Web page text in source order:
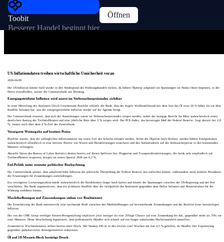
Toobit
Besserer Handel beginnt hier
Öffnen
US-Inflationsdaten treiben wirtschaftliche Unsicherheit voran
2026-04-09
Die US-Inflation könnte bald wieder in den Vordergrund des Währungshandels rücken, da höhere Ölpreise aufgrund von Spannungen im Nahen Osten beginnen, in die
Daten einzufließen, warnte die Commerzbank am Dienstag.
Energiegetriebene Inflation wird zuerst im Verbraucherpreisindex sichtbar
In einer Mitteilung des Analysten Ulrich Leuchtmann Praefcke erklärte die Bank, dass der fragile Waffenstillstand mit dem Iran das Öl etwa 50 % höher als vor dem
Konflikt belassen hat, was die energiegetriebene Inflation wieder auf die Agenda bringt.
Die Commerzbank erwartet, dass sich die Auswirkungen zuerst im Verbraucherpreisindex zeigen werden, wobei der morgige Bericht für März wahrscheinlich einen
deutlichen Anstieg der Treibstoffkosten und eine jährliche Rate über 3 % zeigen wird. Der PCE-Index, das bevorzugte Maß der Federal Reserve, liegt derzeit bei 2,8
%, immer noch über dem 2 %-Ziel der Zentralbank.
Verzögerte Weitergabe auf breitere Preise
Praefcke warnte, dass die anfänglichen Inflationswerte nur einen Teil des Schocks erfassen werden. Wenn die Ölpreise hoch bleiben, werden höhere Energiekosten
wahrscheinlich allmählich in eine breitere Palette von Waren und Dienstleistungen einsickern und den Aufwärtsdruck auf die Verbraucherpreise in den kommenden
Monaten verlängern.
Aktuelle Daten des Bureau of Labor Statistics deuten bereits auf diesen Spillover hin: Flugpreise und Transportdienstleistungen, die beide sehr empfindlich auf
Treibstoffkosten reagieren, stiegen im ersten Quartal 2026 um 6,2 %.
Fed-Politik unter erneuter politischer Beobachtung
Die Commerzbank warnte, dass anhaltend hohe Inflation die politische Überprüfung der Federal Reserve neu entfachen könnte, insbesondere wenn stärkere Preisdaten
die Erwartungen für Zinssenkungen zurückdrängen.
Ein verzögerter Lockerungszyklus würde wahrscheinlich die Kreditkosten länger hoch halten und könnte die Spannungen zwischen der US-Regierung und der Fed
verschärfen. Die Bank argumentierte, dass ein sichtbarer Konflikt über die Geldpolitik das Sentiment gegenüber dem Dollar belasten und Abwärtsrisiken für die
Währung einführen könnte.
Markthoffnungen auf Zinssenkungen stehen vor Realitätstest
Die Einschätzung der Bank unterstreicht eine wachsende Kluft zwischen den Markthoffnungen auf bevorstehende Zinssenkungen und der Realität einer hartnäckigen
Inflation.
Die von der CME Group verfolgte Futures-Preisgestaltung impliziert jetzt weniger als eine 25%ige Chance auf eine Zinssenkung bis Juli, gegenüber mehr als 70% vor
zwei Monaten. Diese Verschiebung signalisiert, dass professionelle Händler sich schnell auf ein länger anhaltendes Hochzinsumfeld umstellen.
Zinssensitive Wachstumswerte stehen bereits unter Druck. Der Nasdaq 100 ist in den letzten zwei Wochen um fast 4,5 % gefallen, da Händler ihre Exponierung
gegenüber spekulativeren Vermögenswerten reduzieren.
Öl auf 18-Monats-Hoch bestätigt Druck